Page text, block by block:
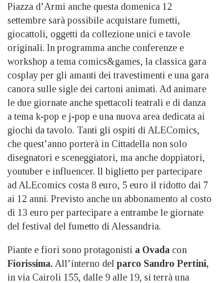
Piazza d’Armi anche questa domenica 12
settembre sarà possibile acquistare fumetti,
giocattoli, oggetti da collezione unici e tavole
originali. In programma anche conferenze e
workshop a tema comics&games, la classica gara
cosplay per gli amanti dei travestimenti e una gara
canora sulle sigle dei cartoni animati. Ad animare
le due giornate anche spettacoli teatrali e di danza
a tema k-pop e j-pop e una nuova area dedicata ai
giochi da tavolo. Tanti gli ospiti di ALEComics,
che quest’anno porterà in Cittadella non solo
disegnatori e sceneggiatori, ma anche doppiatori,
youtuber e influencer. Il biglietto per partecipare
ad ALEcomics costa 8 euro, 5 euro il ridotto dai 7
ai 12 anni. Previsto anche un abbonamento al costo
di 13 euro per partecipare a entrambe le giornate
del festival del fumetto di Alessandria.
Piante e fiori sono protagonisti a Ovada con
Fiorissima. All’interno del parco Sandro Pertini,
in via Cairoli 155, dalle 9 alle 19, si terrà una